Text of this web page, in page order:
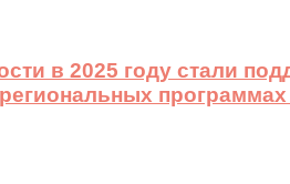
в 2025 году стали
программах